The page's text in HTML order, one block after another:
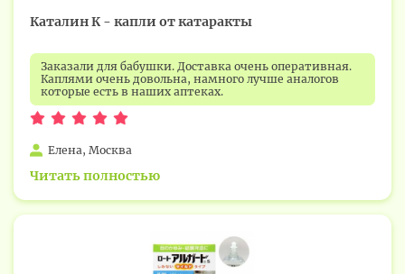
Каталин К - капли от катаракты
Заказали для бабушки. Доставка очень оперативная.
Каплями очень довольна, намного лучше аналогов
которые есть в наших аптеках.
Елена, Москва
Читать полностью